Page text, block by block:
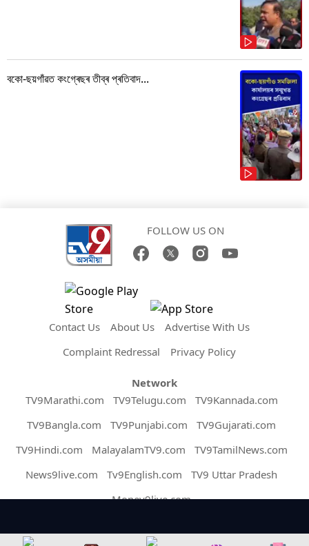
বকো-ছয়গাঁৱত কংগ্ৰেছৰ তীব্ৰ প্ৰতিবাদ...
FOLLOW US ON
Contact Us About Us
Advertise With Us
Complaint Redressal
Privacy Policy
Network
TV9Marathi.com
TV9Telugu.com
TV9Kannada.com
TV9Bangla.com
TV9Punjabi.com
TV9Gujarati.com
TV9Hindi.com
MalayalamTV9.com
TV9TamilNews.com
News9live.com
Tv9English.com
TV9 Uttar Pradesh
Money9live.com